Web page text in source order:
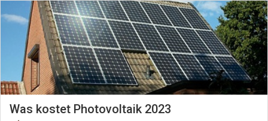
Was kostet Photovoltaik 2023